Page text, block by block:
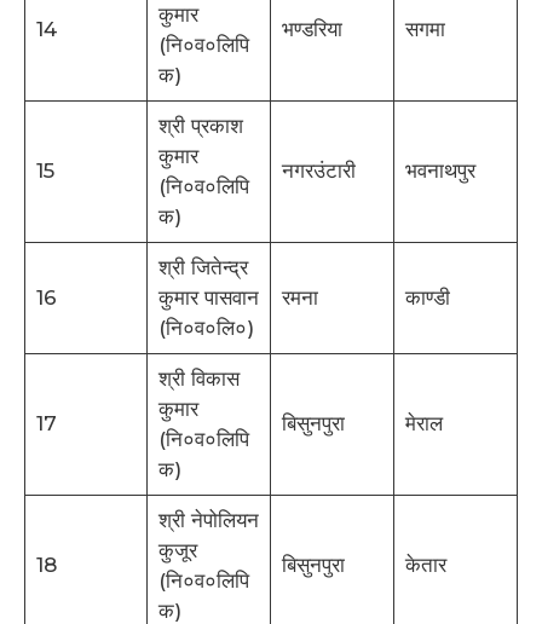
14
कुमार
(नि०व०लिपि
क)
भण्डरिया सगमा
15
श्री प्रकाश
कुमार
(नि०व०लिपि
क)
नगरउंटारी भवनाथपुर
16
श्री जितेन्द्र
कुमार पासवान
(नि०व०लि०)
रमना काण्डी
17
श्री विकास
कुमार
(नि०व०लिपि
क)
बिसुनपुरा मेराल
18
श्री नेपोलियन
कुजूर
(नि०व०लिपि
क)
बिसुनपुरा केतार